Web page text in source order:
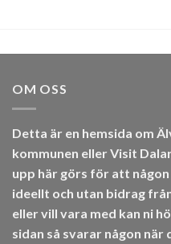
OM OSS
Detta är en hemsida om
kommunen eller Visit
upp här görs för att
ideellt och utan bidrag
eller vill vara med kan ni
sidan så svarar någon